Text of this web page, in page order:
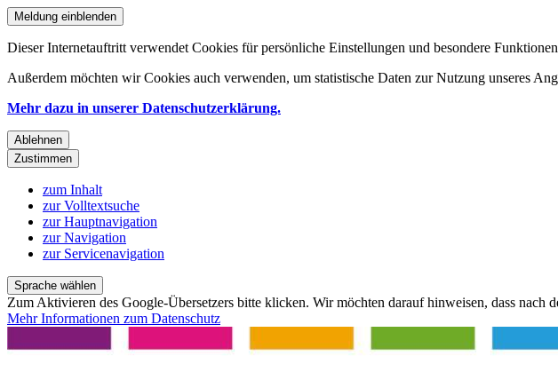
Meldung einblenden
Dieser Internetauftritt verwendet Cookies für persönliche Einstellungen und besondere
Außerdem möchten wir Cookies auch verwenden, um statistische Daten zur Nutzung unseres
Mehr dazu in unserer Datenschutzerklärung.
Ablehnen
Zustimmen
zum Inhalt
zur Volltextsuche
zur Hauptnavigation
zur Navigation
zur Servicenavigation
Sprache wählen
Zum Aktivieren des Google-Übersetzers bitte klicken. Wir möchten darauf hinweisen, dass nach
Mehr Informationen zum Datenschutz